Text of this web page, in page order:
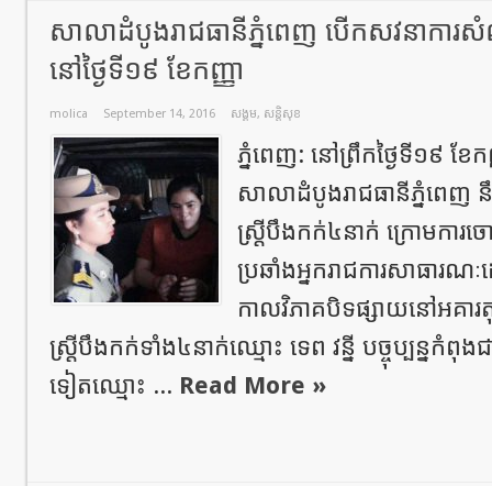
សាលា​ដំបូង​រាជធានី​ភ្នំពេញ​ បើក​សវនាកា
នៅ​ថ្ងៃទី​១៩​ ខែ​កញ្ញា
molica September 14, 2016 សង្គម, សន្តិសុខ
ភ្នំពេញ: នៅព្រឹកថ្ងៃទី១៩ ខែ
សាលាដំបូងរាជធានីភ្នំពេញ
ស្ត្រីបឹងកក់៤នាក់ ក្រោមការ
ប្រឆាំងអ្នករាជការសាធារ
កាលវិភាគបិទផ្សាយនៅអគារ
ស្ត្រីបឹងកក់ទាំង៤នាក់ឈ្មោះ ទេព វន្នី បច្ចុប្បន្នកំពុង
ទៀតឈ្មោះ ... Read More »